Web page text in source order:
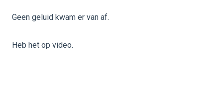
Geen geluid kwam er van af.
Heb het op video.